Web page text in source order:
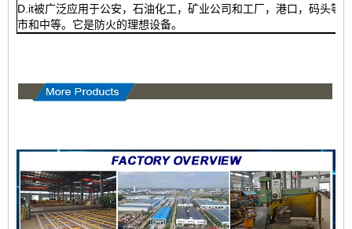
D.it被广泛应用于公安，石油化工，矿业公司和工厂，港口，码头等
市和中等。它是防火的理想设备。